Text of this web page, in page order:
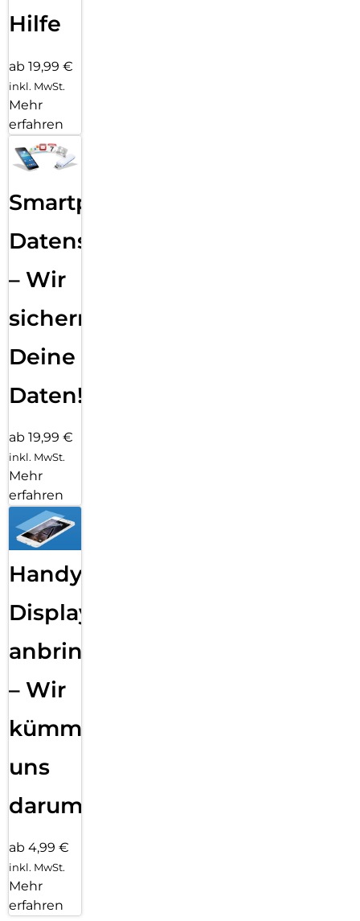
Hilfe
ab 19,99 €
inkl. MwSt.
Mehr
erfahren
Smartphone
Datensicherung
– Wir
sichern
Deine
Daten!
ab 19,99 €
inkl. MwSt.
Mehr
erfahren
Handy
Displayfolie
anbringen
– Wir
kümmern
uns
darum!
ab 4,99 €
inkl. MwSt.
Mehr
erfahren